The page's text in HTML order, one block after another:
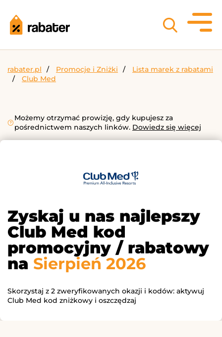
rabater.pl Promocje i Zniżki
Lista marek z rabatami
Club Med
Możemy otrzymać prowizję, gdy kupujesz za
pośrednictwem naszych linków. Dowiedz się więcej
Zyskaj u nas najlepszy
Club Med kod
promocyjny / rabatowy
na Sierpień 2026
Skorzystaj z 2 zweryfikowanych okazji i kodów: aktywuj
Club Med kod zniżkowy i oszczędzaj